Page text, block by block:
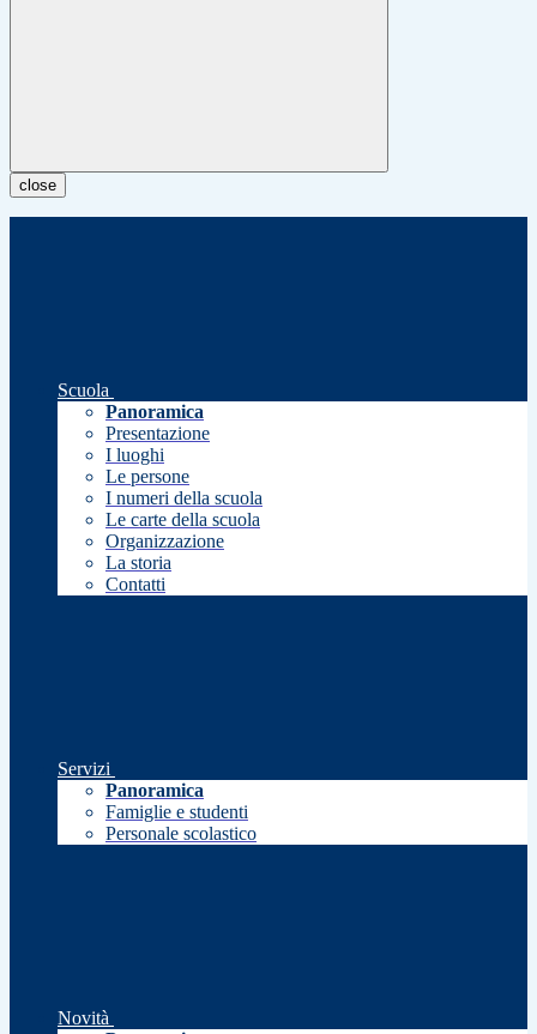
close
Scuola
Panoramica
Presentazione
I luoghi
Le persone
I numeri della scuola
Le carte della scuola
Organizzazione
La storia
Contatti
Servizi
Panoramica
Famiglie e studenti
Personale scolastico
Novità